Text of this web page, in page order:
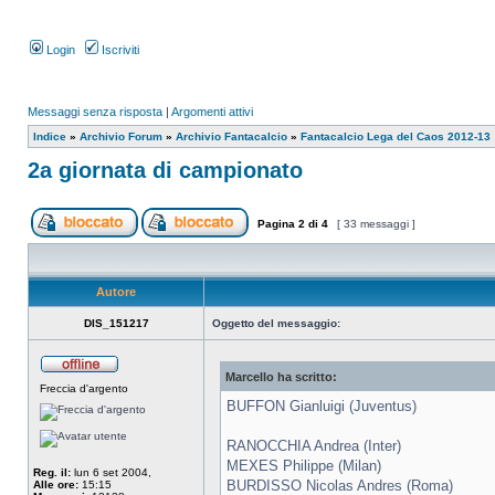
Login Iscriviti
Messaggi senza risposta | Argomenti attivi
Indice » Archivio Forum » Archivio Fantacalcio » Fantacalcio Lega del Caos 2012-13
2a giornata di campionato
Pagina 2 di 4 [ 33 messaggi ]
Autore
DIS_151217 Oggetto del messaggio:
Freccia d'argento
Reg. il: lun 6 set 2004,
Alle ore: 15:15
Marcello ha scritto:
BUFFON Gianluigi (Juventus)
RANOCCHIA Andrea (Inter)
MEXES Philippe (Milan)
BURDISSO Nicolas Andres (Roma)